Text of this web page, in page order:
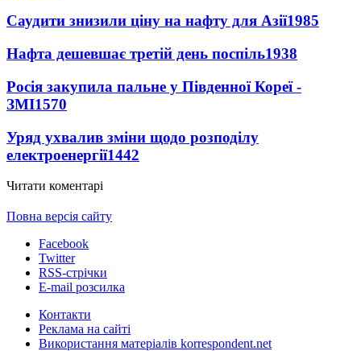
Саудити знизили ціну на нафту для Азії1985
Нафта дешевшає третій день поспіль1938
Росія закупила пальне у Південної Кореї -
ЗМІ1570
Уряд ухвалив зміни щодо розподілу
електроенергії1442
Читати коментарі
Повна версія сайту
Facebook
Twitter
RSS-стрічки
E-mail розсилка
Контакти
Реклама на сайті
Використання матеріалів korrespondent.net